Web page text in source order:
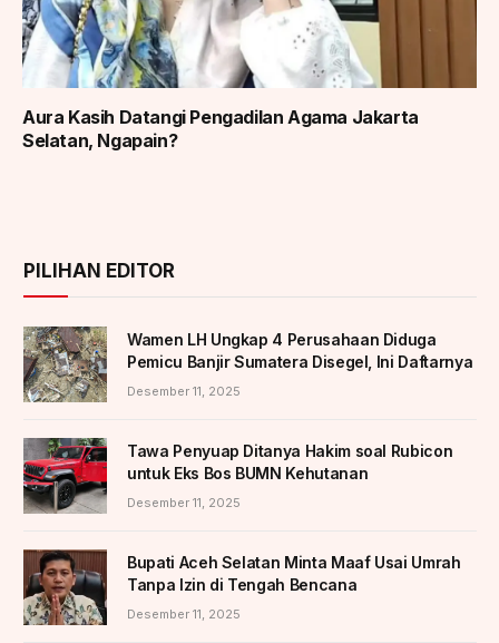
Aura Kasih Datangi Pengadilan Agama Jakarta
Selatan, Ngapain?
PILIHAN EDITOR
Wamen LH Ungkap 4 Perusahaan Diduga
Pemicu Banjir Sumatera Disegel, Ini Daftarnya
Desember 11, 2025
Tawa Penyuap Ditanya Hakim soal Rubicon
untuk Eks Bos BUMN Kehutanan
Desember 11, 2025
Bupati Aceh Selatan Minta Maaf Usai Umrah
Tanpa Izin di Tengah Bencana
Desember 11, 2025